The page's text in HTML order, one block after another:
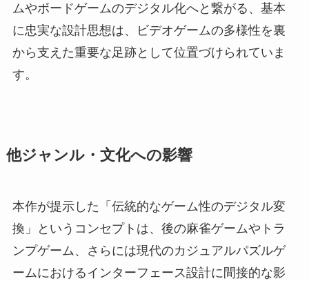
ムやボードゲームのデジタル化へと繋がる、基本
に忠実な設計思想は、ビデオゲームの多様性を裏
から支えた重要な足跡として位置づけられていま
す。
他ジャンル・文化への影響
本作が提示した「伝統的なゲーム性のデジタル変
換」というコンセプトは、後の麻雀ゲームやトラ
ンプゲーム、さらには現代のカジュアルパズルゲ
ームにおけるインターフェース設計に間接的な影